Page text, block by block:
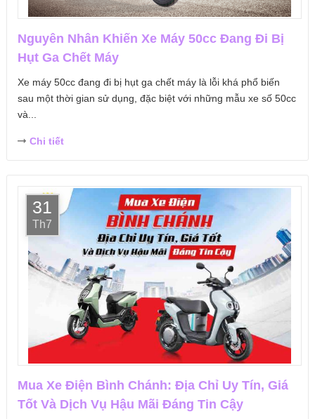
Nguyên Nhân Khiến Xe Máy 50cc Đang Đi Bị
Hụt Ga Chết Máy
Xe máy 50cc đang đi bị hụt ga chết máy là lỗi khá phổ biến
sau một thời gian sử dụng, đặc biệt với những mẫu xe số 50cc
và...
Chi tiết
31
Th7
Mua Xe Điện Bình Chánh: Địa Chỉ Uy Tín, Giá
Tốt Và Dịch Vụ Hậu Mãi Đáng Tin Cậy